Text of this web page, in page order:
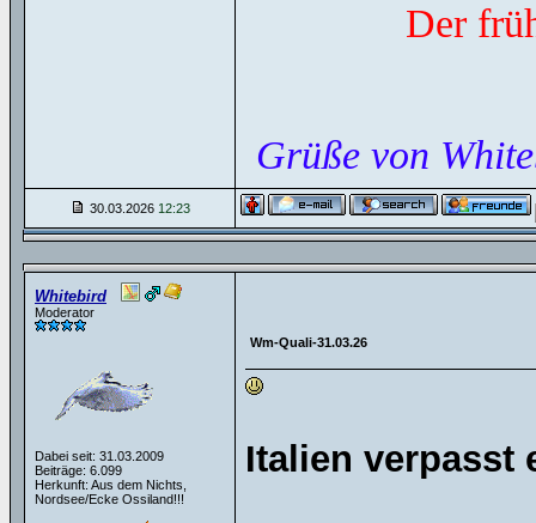
Der
Grüße von
30.03.2026 12:23
Whitebird
Moderator
Dabei seit: 31.03.2009
Beiträge: 6.099
Herkunft: Aus dem Nichts,
Nordsee/Ecke Ossiland!!!
Wm-Quali-31.03.26
Italien verpasst